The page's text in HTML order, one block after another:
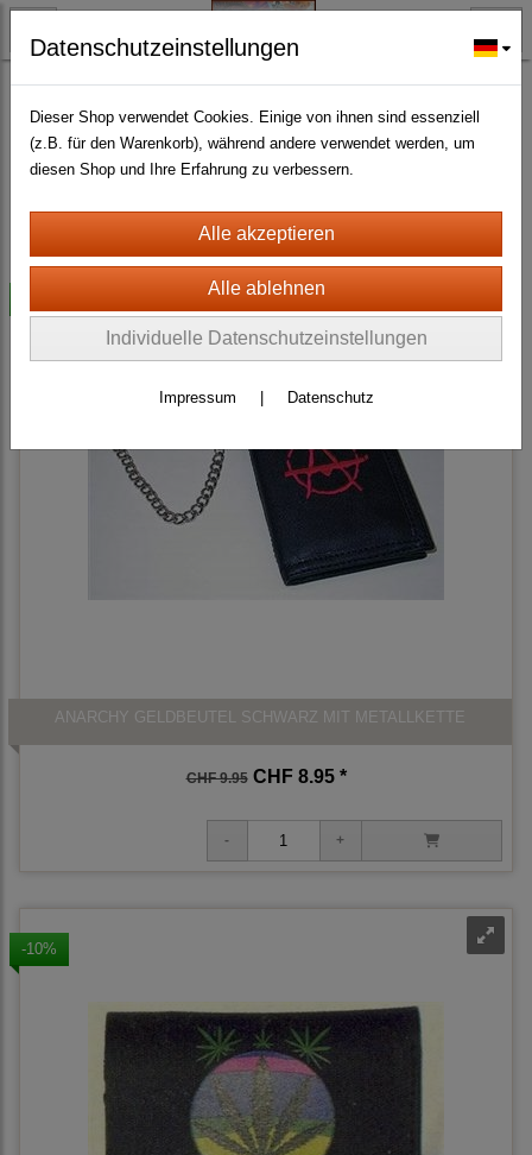
MODE - ACCESSOIRES - HERREN
Accessoires - Herren - Brieftaschen/Portom.(5)
ANARCHY GELDBEUTEL SCHWARZ MIT METALLKETTE
CHF 9.95CHF 8.95 *
-10%
Datenschutzeinstellungen
Dieser Shop verwendet Cookies. Einige von ihnen sind essenziell
(z.B. für den Warenkorb), während andere verwendet werden, um
diesen Shop und Ihre Erfahrung zu verbessern.
Individuelle Datenschutzeinstellungen
Impressum Datenschutz